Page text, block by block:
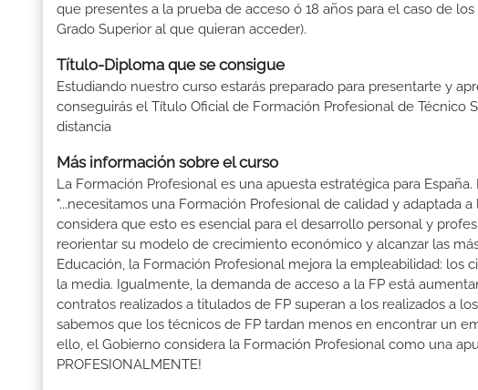
que presentes a la prueba de acceso ó 18 años para el caso de
Grado Superior al que quieran acceder).
Título-Diploma que se consigue
Estudiando nuestro curso estarás preparado para presentarte y
conseguirás el Título Oficial de Formación Profesional de Técnico
distancia
Más información sobre el curso
La Formación Profesional es una apuesta estratégica para
"...necesitamos una Formación Profesional de calidad y adaptada
considera que esto es esencial para el desarrollo personal y
reorientar su modelo de crecimiento económico y alcanzar las
Educación, la Formación Profesional mejora la empleabilidad: los
la media. Igualmente, la demanda de acceso a la FP está
contratos realizados a titulados de FP superan a los realizados a
sabemos que los técnicos de FP tardan menos en encontrar un
ello, el Gobierno considera la Formación Profesional como una
PROFESIONALMENTE!